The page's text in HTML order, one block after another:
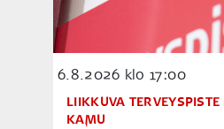
6.8.2026 klo 17:00
LIIKKUVA
KAMU